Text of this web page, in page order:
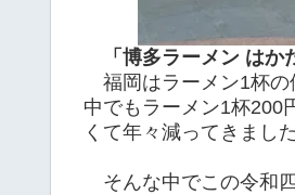
「博多ラーメン はか
福岡はラーメン1杯の
中でもラーメン1杯200
くて年々減ってきました
そんな中でこの令和